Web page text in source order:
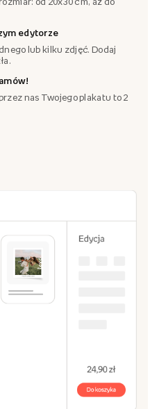
edytorze
lub kilku zdjęć. Dodaj
nas Twojego plakatu to 2